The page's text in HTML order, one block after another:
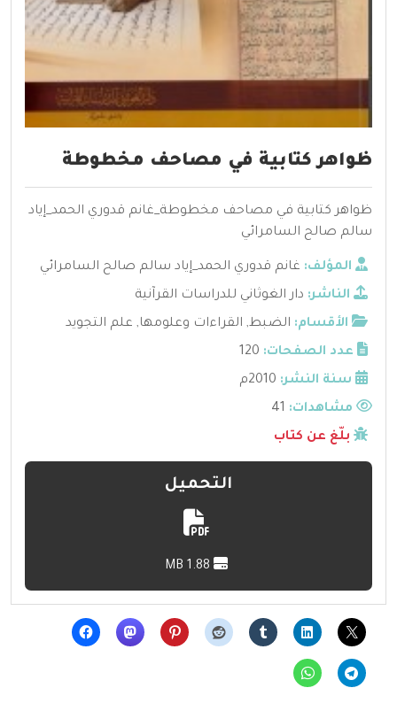
ظواهر كتابية في مصاحف مخطوطة
ظواهر كتابية في مصاحف مخطوطة_غانم قدوري الحمد_إياد
سالم صالح السامرائي
المؤلف: غانم قدوري الحمد_إياد سالم صالح السامرائي
الناشر: دار الغوثاني للدراسات القرآنية
الأقسام: الضبط, القراءات وعلومها, علم التجويد
عدد الصفحات: 120
سنة النشر: 2010م
مشاهدات:
بلّغ عن كتاب
التحميل